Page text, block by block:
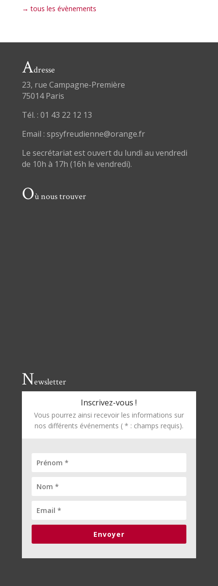
→ tous les évènements
Adresse
23, rue Campagne-Première
75014 Paris
Tél. : 01 43 22 12 13
Email : spsyfreudienne@orange.fr
Le secrétariat est ouvert du lundi au vendredi
de 10h à 17h (16h le vendredi).
Où nous trouver
Newsletter
Inscrivez-vous !
Vous pourrez ainsi recevoir les informations sur
nos différents événements ( * : champs requis).
Envoyer